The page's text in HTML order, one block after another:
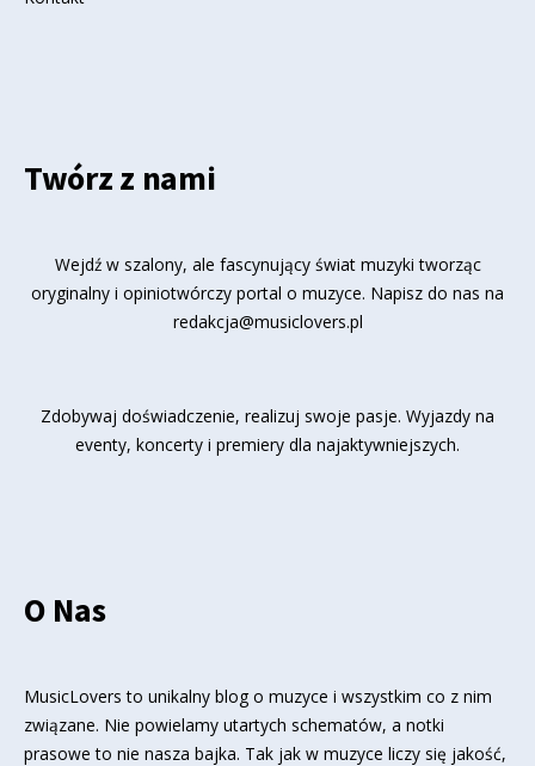
Twórz z nami
Wejdź w szalony, ale fascynujący świat muzyki tworząc
oryginalny i opiniotwórczy portal o muzyce. Napisz do nas na
redakcja@musiclovers.pl
Zdobywaj doświadczenie, realizuj swoje pasje. Wyjazdy na
eventy, koncerty i premiery dla najaktywniejszych.
O Nas
MusicLovers to unikalny blog o muzyce i wszystkim co z nim
związane. Nie powielamy utartych schematów, a notki
prasowe to nie nasza bajka. Tak jak w muzyce liczy się jakość,